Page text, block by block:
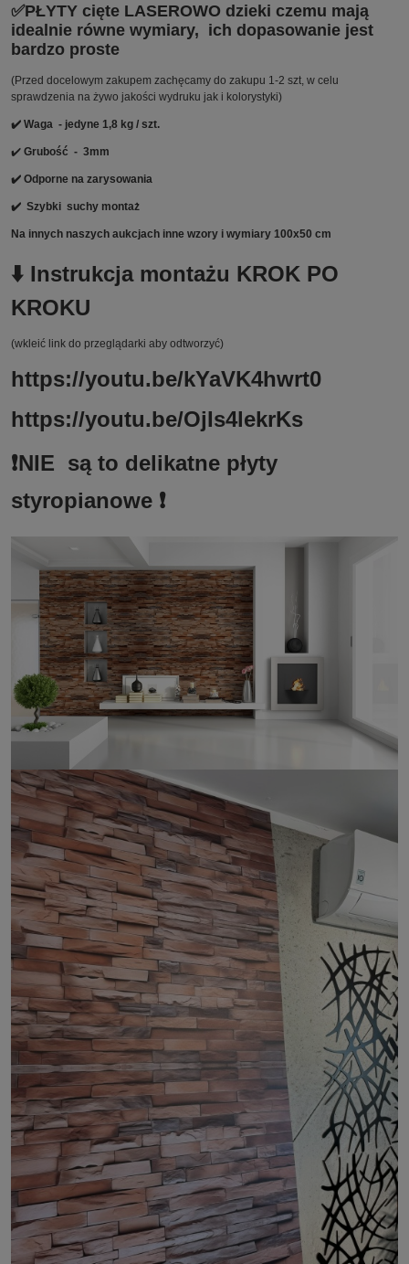
✅PŁYTY cięte LASEROWO dzieki czemu mają
idealnie równe wymiary, ich dopasowanie jest
bardzo proste
(Przed docelowym zakupem zachęcamy do zakupu 1-2 szt, w celu
sprawdzenia na żywo jakości wydruku jak i kolorystyki)
✔️ Waga - jedyne 1,8 kg / szt.
✔️ Grubość - 3mm
✔️ Odporne na zarysowania
✔️ Szybki suchy montaż
Na innych naszych aukcjach inne wzory i wymiary 100x50 cm
⬇️ Instrukcja montażu KROK PO
KROKU
(wkleić link do przeglądarki aby odtworzyć)
https://youtu.be/kYaVK4hwrt0
https://youtu.be/OjIs4lekrKs
❗️NIE są to delikatne płyty
styropianowe ❗️